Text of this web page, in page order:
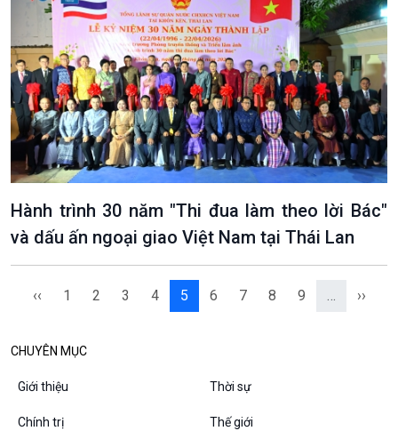
VOV1 đặc biệt
Thanh âm ký sự
Chân dung cuộc sống
Các chương trình đặc biệt
Hành trình 30 năm "Thi đua làm theo lời Bác"
và dấu ấn ngoại giao Việt Nam tại Thái Lan
‹‹ 1 2 3 4 5 6 7 8 9 … ››
CHUYÊN MỤC
Giới thiệu Thời sự
Chính trị Thế giới